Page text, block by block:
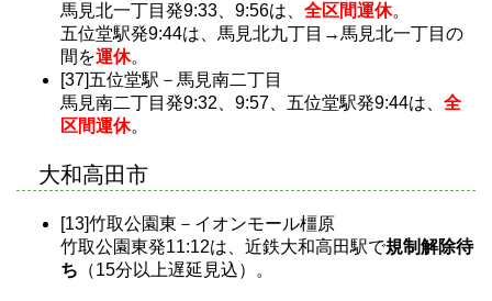
馬見北一丁目発9:33、9:56は、 全区間運休。
五位堂駅発9:44は、馬見北九丁目→馬見北一丁目の
間を運休。
[37]五位堂駅－馬見南二丁目
馬見南二丁目発9:32、9:57、五位堂駅発9:44は、 全
区間運休。
大和高田市
[13]竹取公園東－イオンモール橿原
竹取公園東発11:12は、近鉄大和高田駅で規制解除待
ち （15分以上遅延見込）。